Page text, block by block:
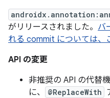
がリリースされました。 バ
れる commit については、
API の変更
非推奨の API の代替
に、
@ReplaceWith